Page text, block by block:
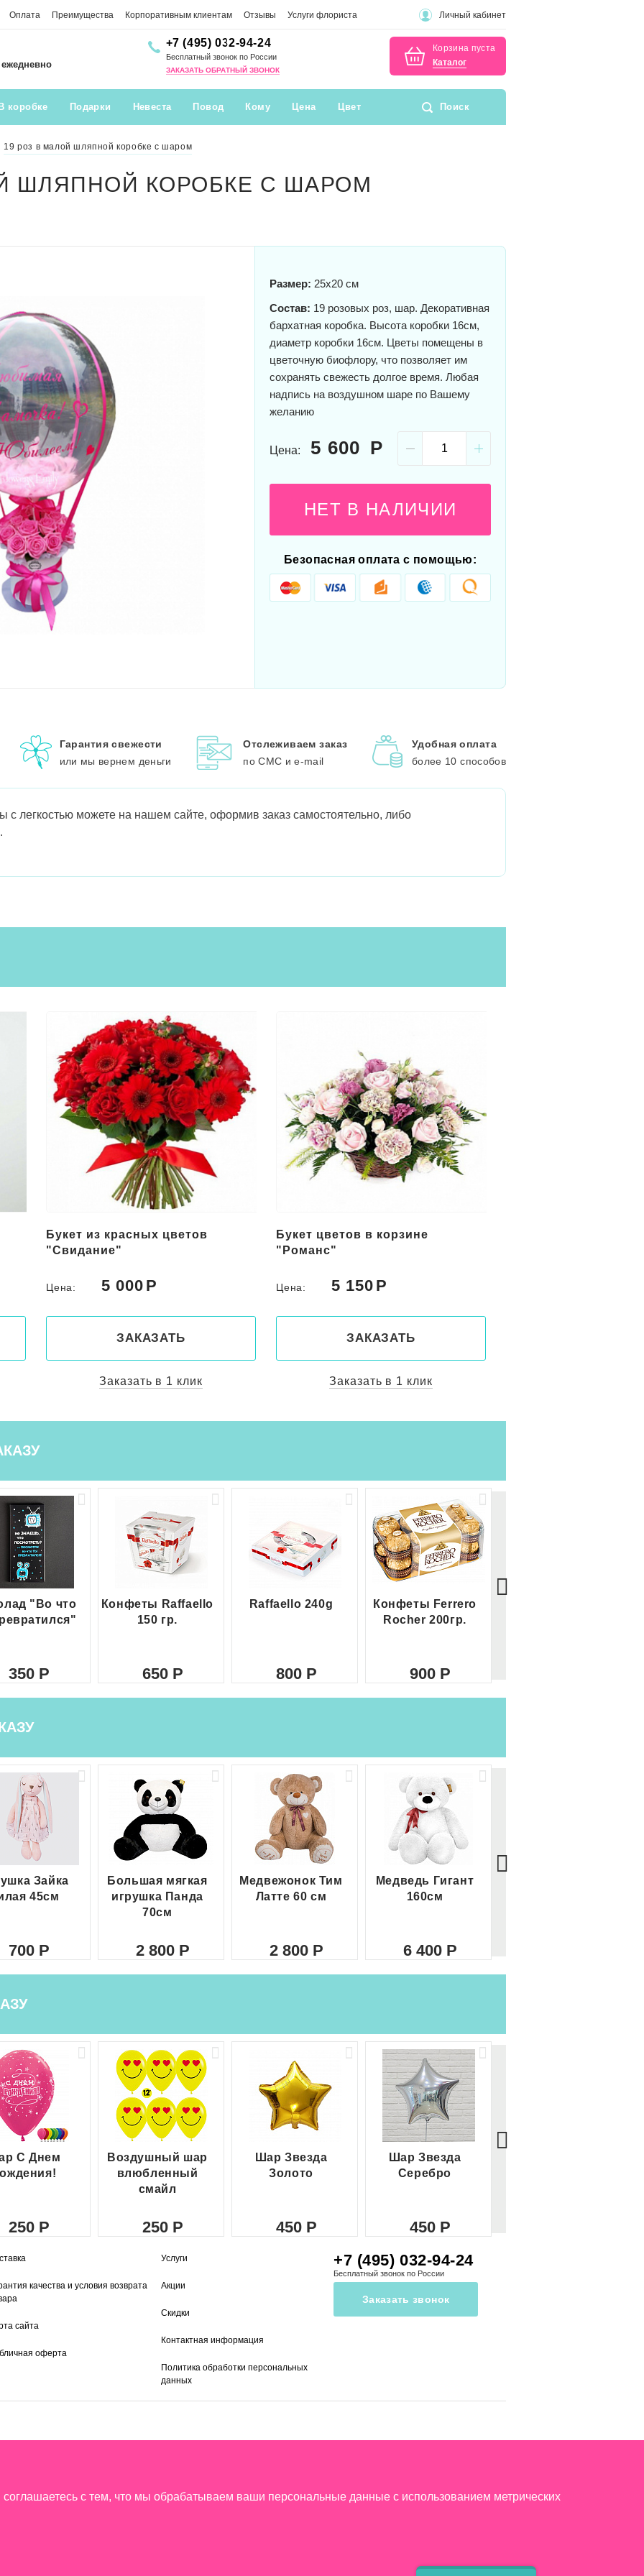
Оплата Преимущества Корпоративным клиентам Отзывы Услуги флориста Личный кабинет
ежедневно
+7 (495) 032-94-24
Бесплатный звонок по России
ЗАКАЗАТЬ ОБРАТНЫЙ ЗВОНОК
Корзина пуста
Каталог
коробке Подарки Невеста Повод Кому Цена Цвет Поиск
19 роз в малой шляпной коробке с шаром
ШЛЯПНОЙ КОРОБКЕ С ШАРОМ
Размер: 25x20 см
Состав: 19 розовых роз, шар. Декоративная
бархатная коробка. Высота коробки 16см,
диаметр коробки 16см. Цветы помещены в
цветочную биофлору, что позволяет им
сохранять свежесть долгое время. Любая
надпись на воздушном шаре по Вашему
желанию
Цена: 5 600
НЕТ В НАЛИЧИИ
Безопасная оплата с помощью:
Гарантия свежести
или мы вернем деньги
Отслеживаем заказ
по СМС и e-mail
Удобная оплата
более 10 способов
с легкостью можете на нашем сайте, оформив заказ самостоятельно, либо
Букет из красных цветов
"Свидание"
Цена: 5 000
ЗАКАЗАТЬ
Заказать в 1 клик
Букет цветов в корзине
"Романс"
Цена: 5 150
ЗАКАЗАТЬ
Заказать в 1 клик
"Во что
350
Конфеты Raffaello
150 гр.
650
Raffaello 240g
800
Конфеты Ferrero
Rocher 200гр.
900
Зайка
45см
700
Большая мягкая
игрушка Панда
70см
2 800
Медвежонок Тим
Латте 60 см
2 800
Медведь Гигант
160см
6 400
С Днем
250
Воздушный шар
влюбленный
смайл
250
Шар Звезда
Золото
450
Шар Звезда
Серебро
450
качества и условия возврата
сайта
оферта
Услуги
Акции
Скидки
Контактная информация
Политика обработки персональных
данных
+7 (495) 032-94-24
Бесплатный звонок по России
Заказать звонок
с тем, что мы обрабатываем ваши персональные данные с использованием метрических